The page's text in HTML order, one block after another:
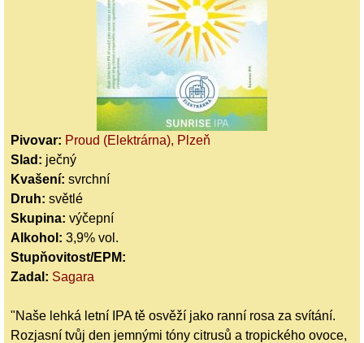
Pivovar: Proud (Elektrárna), Plzeň
Slad: ječný
Kvašení: svrchní
Druh: světlé
Skupina: výčepní
Alkohol: 3,9% vol.
Stupňovitost/EPM:
Zadal: Sagara
"Naše lehká letní IPA tě osvěží jako ranní rosa za svítání.
Rozjasní tvůj den jemnými tóny citrusů a tropického ovoce,